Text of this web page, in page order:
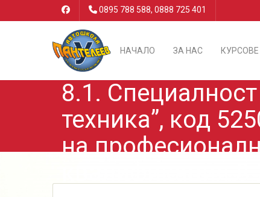
0895 788 588, 0888 725 401
НАЧАЛО ЗА НАС КУРСОВЕ
8.1.
техника”, код
на